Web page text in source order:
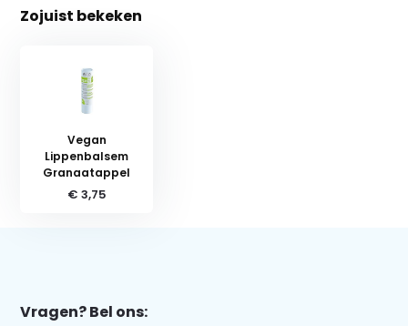
Zojuist bekeken
Vegan
Lippenbalsem
Granaatappel
€ 3,75
Vragen? Bel ons: